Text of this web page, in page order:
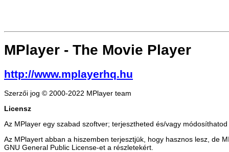
MPlayer - The Movie Player
http://www.mplayerhq.hu
Szerzői jog © 2000-2022 MPlayer team
Licensz
Az MPlayer egy szabad szoftver; terjesztheted és/vagy
Az MPlayert abban a hiszemben terjesztjük, hogy hasznos lesz, de
GNU General Public License-et a részletekért.